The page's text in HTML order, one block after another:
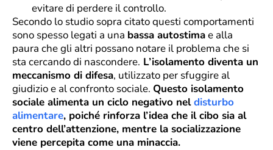
evitare di perdere il controllo.
Secondo lo studio sopra citato questi comportamenti
sono spesso legati a una bassa autostimae alla
paura che gli altri possano notare il problema che si
sta cercando di nascondere. L’isolamento diventa un
meccanismo di difesa, utilizzato per sfuggire al
giudizio e al confronto sociale. Questo isolamento
sociale alimenta un ciclo negativo neldisturbo
alimentare, poiché rinforza l’idea che il cibo sia al
centro dell’attenzione, mentre la socializzazione
viene percepita come una minaccia.